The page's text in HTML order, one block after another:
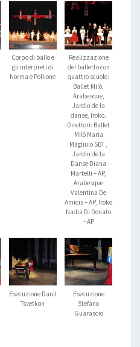
Corpo di ballo e
gli interpreti di
Norma e Pollione
Realizzazione
del balletto con
quattro scuole:
Ballet Milò,
Arabesque,
Jardin de la
danse, Iroko.
Direttori: Ballet
Milò Maria
Magliulo SBT ,
Jardin de la
Danse Diana
Martelli – AP,
Arabesque
Valentina De
Amicis – AP, Iroko
Nadia Di Donato
– AP
Esecuzione Danil
Tsvetkon
Esecuzione
Stefano
Guarascio